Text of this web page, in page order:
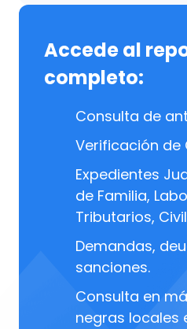
Accede al
completo:
Consulta de
Verificación de
Expedientes
de Familia,
Tributarios,
Demandas,
sanciones.
Consulta en
negras locales